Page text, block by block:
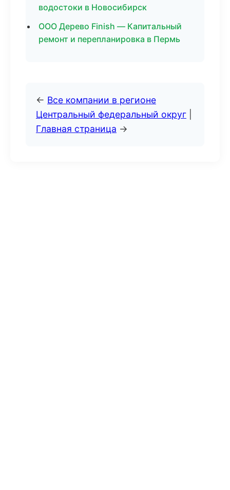
водостоки в Новосибирск
ООО Дерево Finish — Капитальный
ремонт и перепланировка в Пермь
← Все компании в регионе
Центральный федеральный округ
Главная страница →